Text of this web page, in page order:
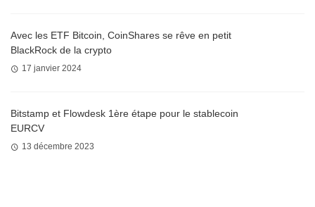
Avec les ETF Bitcoin, CoinShares se rêve en petit
BlackRock de la crypto
17 janvier 2024
Bitstamp et Flowdesk 1ère étape pour le stablecoin
EURCV
13 décembre 2023